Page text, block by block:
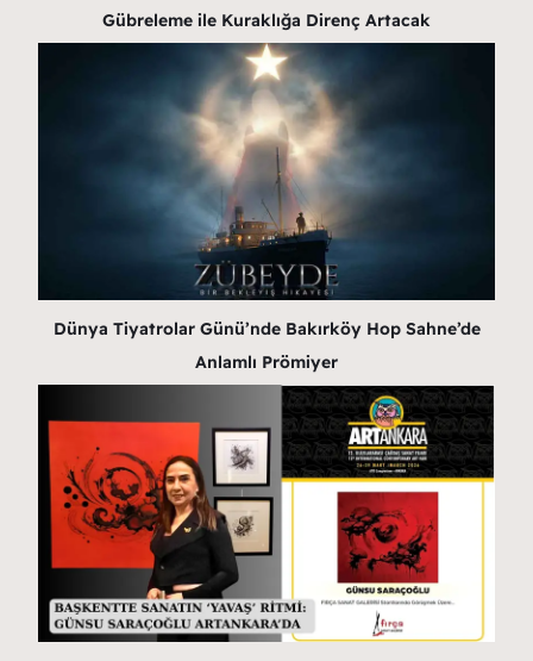
Gübreleme ile Kuraklığa Direnç Artacak
Dünya Tiyatrolar Günü’nde Bakırköy Hop Sahne’de
Anlamlı Prömiyer